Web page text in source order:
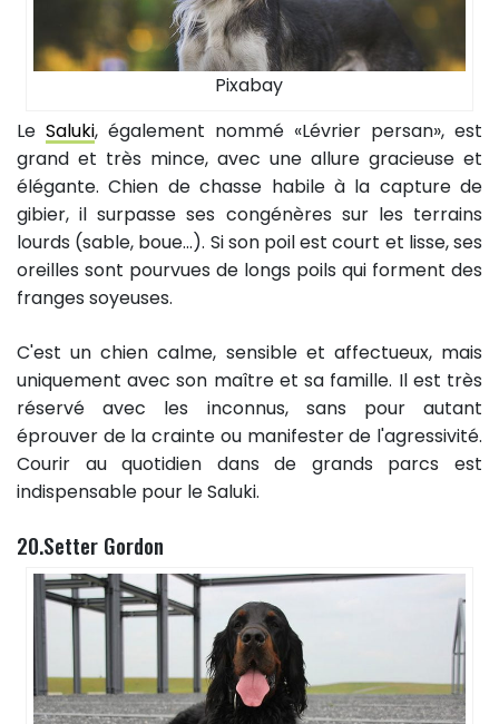
Pixabay
Le Saluki, également nommé «Lévrier persan», est
grand et très mince, avec une allure gracieuse et
élégante. Chien de chasse habile à la capture de
gibier, il surpasse ses congénères sur les terrains
lourds (sable, boue...). Si son poil est court et lisse, ses
oreilles sont pourvues de longs poils qui forment des
franges soyeuses.
C'est un chien calme, sensible et affectueux, mais
uniquement avec son maître et sa famille. Il est très
réservé avec les inconnus, sans pour autant
éprouver de la crainte ou manifester de l'agressivité.
Courir au quotidien dans de grands parcs est
indispensable pour le Saluki.
20.Setter Gordon